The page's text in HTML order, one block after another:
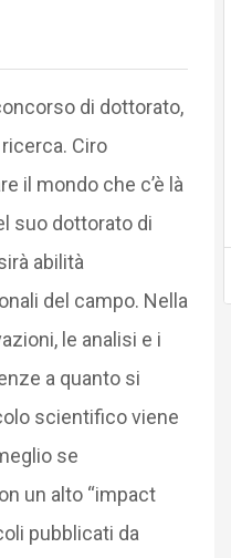
di dottorato,
Ciro
il mondo che c’è là
suo dottorato di
abilità
del campo. Nella
le analisi e i
a quanto si
scientifico viene
se
un alto “impact
pubblicati da